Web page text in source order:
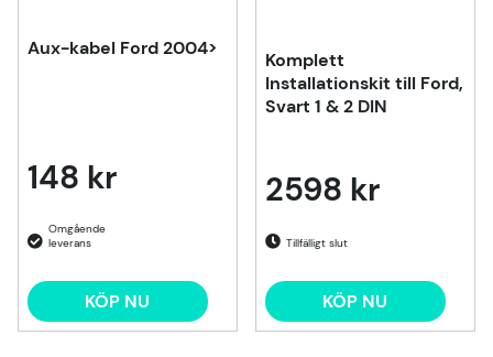
Aux-kabel Ford 2004>
148 kr
KÖP NU
Komplett
Installationskit till Ford,
Svart 1 & 2 DIN
2598 kr
Tillfälligt slut
KÖP NU